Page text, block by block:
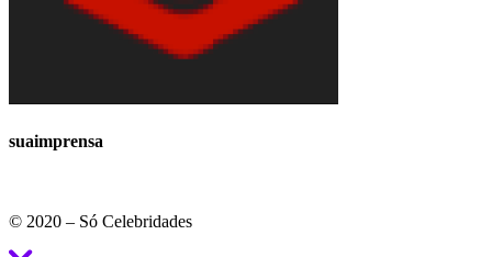
suaimprensa
© 2020 – Só Celebridades